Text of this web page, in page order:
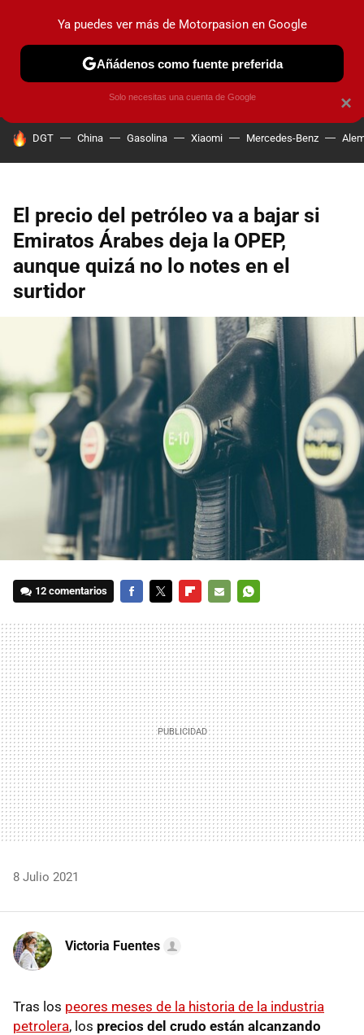
PRUEBAS COCHES ELÉCTRICOS OBSERVATORIO
HOY SE HABLA DE
DGT China Gasolina Xiaomi Mercedes-Benz
El precio del petróleo va a bajar si
Emiratos Árabes deja la OPEP,
aunque quizá no lo notes en el
surtidor
12 comentarios
MAIL
8 Julio 2021
Victoria Fuentes
Tras los peores meses de la historia de la industria
petrolera, los precios del crudo están alcanzando
×
Ya puedes ver más de Motorpasion en Google
Añádenos como fuente preferida
Solo necesitas una cuenta de Google